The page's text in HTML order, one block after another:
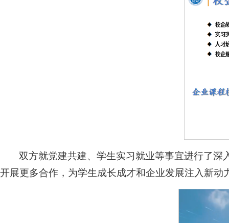
双方就党建共建、学生实习就业等事宜进行了
开展更多合作，为学生成长成才和企业发展注入新动